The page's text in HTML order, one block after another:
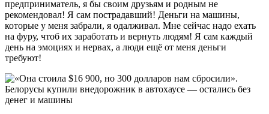
предприниматель, я бы своим друзьям и родным не
рекомендовал! Я сам пострадавший! Деньги на машины,
которые у меня забрали, я одалживал. Мне сейчас надо ехать
на фуру, чтоб их заработать и вернуть людям! Я сам каждый
день на эмоциях и нервах, а люди ещё от меня деньги
требуют!